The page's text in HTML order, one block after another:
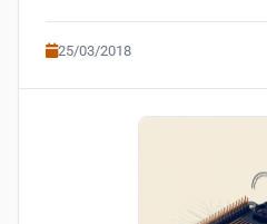
25/03/2018